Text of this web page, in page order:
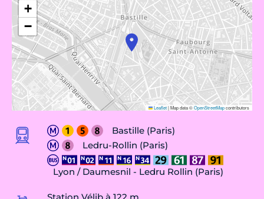
+
−
Leaflet|Map data ©OpenStreetMapcontributors
Bastille (Paris)
Ledru-Rollin (Paris)
Lyon / Daumesnil - Ledru Rollin (Paris)